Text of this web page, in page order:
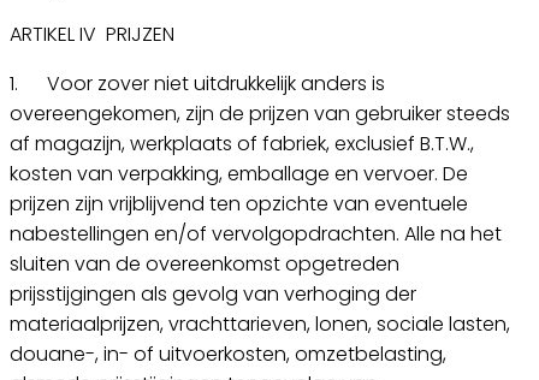
ARTIKEL IV PRIJZEN
1. Voor zover niet uitdrukkelijk anders is
overeengekomen, zijn de prijzen van gebruiker steeds
af magazijn, werkplaats of fabriek, exclusief B.T.W.,
kosten van verpakking, emballage en vervoer. De
prijzen zijn vrijblijvend ten opzichte van eventuele
nabestellingen en/of vervolgopdrachten. Alle na het
sluiten van de overeenkomst opgetreden
prijsstijgingen als gevolg van verhoging der
materiaalprijzen, vrachttarieven, lonen, sociale lasten,
douane-, in- of uitvoerkosten, omzetbelasting,